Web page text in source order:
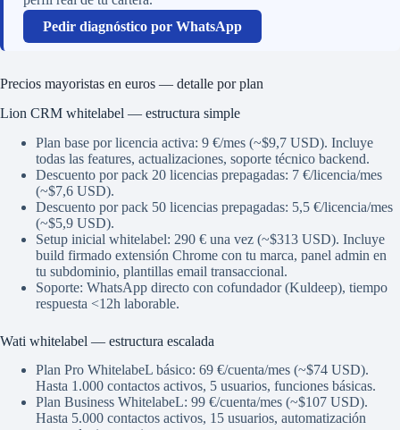
Pedir diagnóstico por WhatsApp
Precios mayoristas en euros — detalle por plan
Lion CRM whitelabel — estructura simple
Plan base por licencia activa: 9 €/mes (~$9,7 USD). Incluye
todas las features, actualizaciones, soporte técnico backend.
Descuento por pack 20 licencias prepagadas: 7 €/licencia/mes
(~$7,6 USD).
Descuento por pack 50 licencias prepagadas: 5,5 €/licencia/mes
(~$5,9 USD).
Setup inicial whitelabel: 290 € una vez (~$313 USD). Incluye
build firmado extensión Chrome con tu marca, panel admin en
tu subdominio, plantillas email transaccional.
Soporte: WhatsApp directo con cofundador (Kuldeep), tiempo
respuesta <12h laborable.
Wati whitelabel — estructura escalada
Plan Pro WhitelabeL básico: 69 €/cuenta/mes (~$74 USD).
Hasta 1.000 contactos activos, 5 usuarios, funciones básicas.
Plan Business WhitelabeL: 99 €/cuenta/mes (~$107 USD).
Hasta 5.000 contactos activos, 15 usuarios, automatización